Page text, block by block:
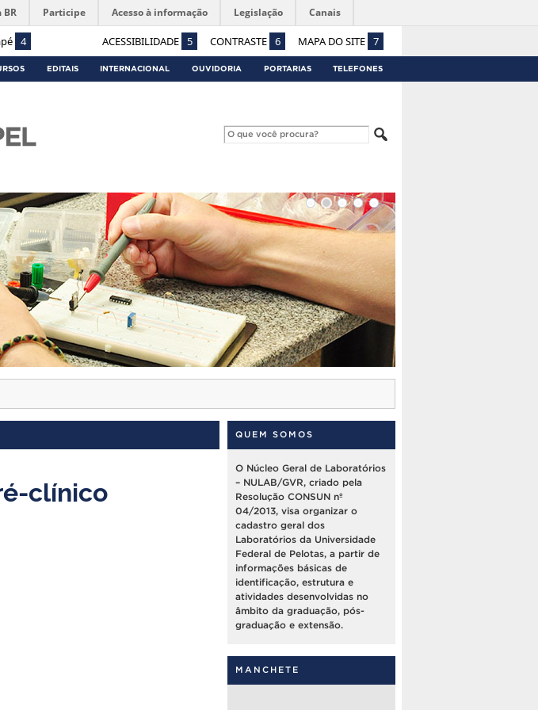
4 ACESSIBILIDADE 5 CONTRASTE 6 MAPA DO SITE 7
BR Participe Acesso à informação Legislação Canais
EDITAIS INTERNACIONAL OUVIDORIA PORTARIAS TELEFONES
clínico
QUEM SOMOS
O Núcleo Geral de Laboratórios
– NULAB/GVR, criado pela
Resolução CONSUN nº
04/2013, visa organizar o
cadastro geral dos
Laboratórios da Universidade
Federal de Pelotas, a partir de
informações básicas de
identificação, estrutura e
atividades desenvolvidas no
âmbito da graduação, pós-
graduação e extensão.
MANCHETE